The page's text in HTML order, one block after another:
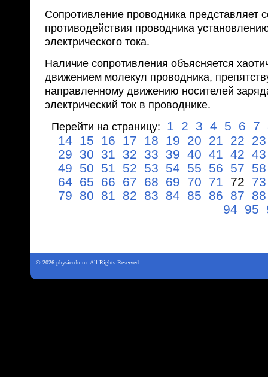
Сопротивление проводника представляет
противодействия проводника
электрического тока.
Наличие сопротивления объясняется
движением молекул проводника,
направленному движению носителей
электрический ток в проводнике.
Перейти на страницу:
1 2 3 4 5 6 7
14 15 16 17 18 19 20 21 22 23
29 30 31 32 33 39 40 41 42 43
49 50 51 52 53 54 55 56 57 58
64 65 66 67 68 69 70 71 72 73
79 80 81 82 83 84 85 86 87 88
94 95
© 2026 physicedu.ru. All Rights Reserved.